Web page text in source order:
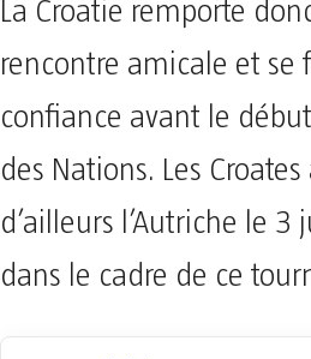
La Croatie remporte
rencontre amicale et se
confiance avant le
des Nations. Les
d’ailleurs l’Autriche le 3
dans le cadre de ce